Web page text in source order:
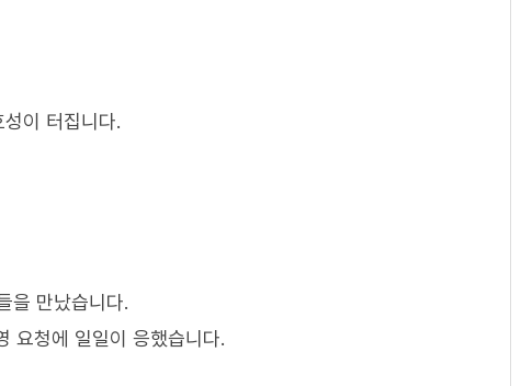
이 터집니다.
을 만났습니다.
요청에 일일이 응했습니다.